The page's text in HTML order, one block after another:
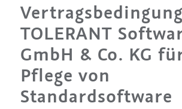
TOLERANT
GmbH & Co. KG
Pflege von
Standardsoftware